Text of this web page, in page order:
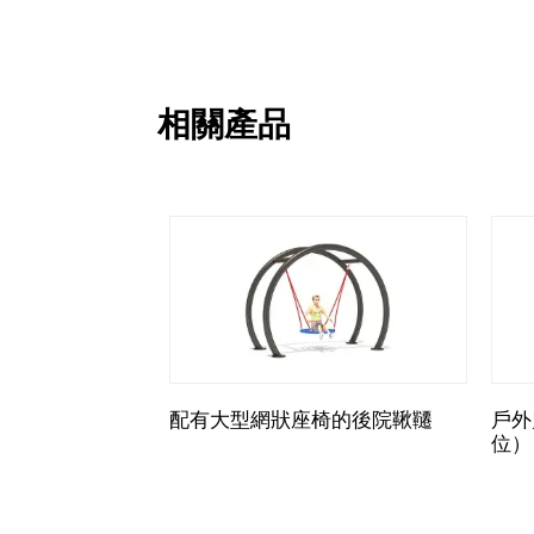
相關產品
配有大型網狀座椅的後院鞦韆
戶
位）